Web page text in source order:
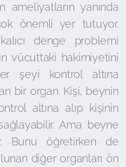
ameliyatların yanında
önemli yer tutuyor.
denge problemi
vücuttaki hakimiyetini
şeyi kontrol altına
bir organ. Kişi, beynin
altına alıp kişinin
Ama beyne
Bunu öğretirken de
diğer organları ön